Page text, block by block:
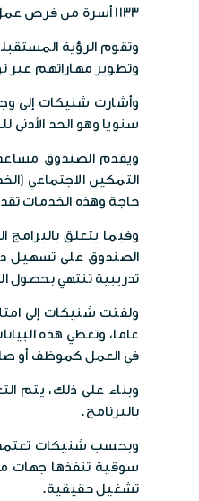
1133 أسرة من فرص عمل عبر المنصة ما زالوا مستمرين بها حتى الآن.
وتقوم الرؤية
وتطوير مهاراتهم عبر
سنويا وهو الحد الأدنى
ويقدم الصندوق
التمكين الاجتماعي
حاجة وهذه الخدمات
وفيما يتعلق
الصندوق على تسهيل
تدريبية تنتهي بحصول
عاما، وتغطي هذه
في العمل كموظف أو
وبناء على ذلك، يتم
بالبرنامج.
وبحسب شنيكات تعتمد
سوقية تنفذها جهات
تشغيل حقيقية.